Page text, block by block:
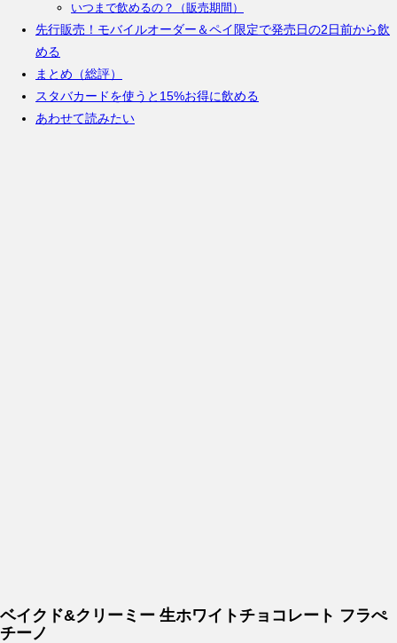
いつまで飲めるの？（販売期間）
先行販売！モバイルオーダー＆ペイ限定で発売日の2日前から飲
める
まとめ（総評）
スタバカードを使うと15%お得に飲める
あわせて読みたい
ベイクド&クリーミー 生ホワイトチョコレート フラぺ
チーノ